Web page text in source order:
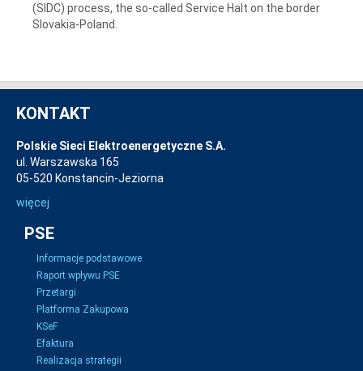
(SIDC) process, the so-called Service Halt on the border
Slovakia-Poland.
KONTAKT
Polskie Sieci Elektroenergetyczne S.A.
ul. Warszawska 165
05-520 Konstancin-Jeziorna
więcej
PSE
Informacje podstawowe
Raport wpływu PSE
Przetargi
Platforma Zakupowa
KSeF
Efaktura
Realizacja strategii